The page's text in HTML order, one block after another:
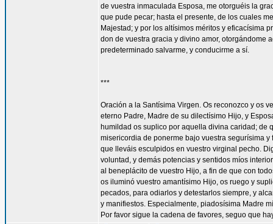
de vuestra inmaculada Esposa, me otorguéis la
que pude pecar; hasta el presente, de los cuales
Majestad; y por los altísimos méritos y eficacísima
don de vuestra gracia y divino amor, otorgándome
predeterminado salvarme, y conducirme a sí.
***
Oración a la Santísima Virgen. Os reconozco y os
eterno Padre, Madre de su dilectísimo Hijo, y
humildad os suplico por aquella divina caridad; de
misericordia de ponerme bajo vuestra segurísima
que lleváis esculpidos en vuestro virginal pecho.
voluntad, y demás potencias y sentidos míos
al beneplácito de vuestro Hijo, a fin de que con
os iluminó vuestro amantísimo Hijo, os ruego y
pecados, para odiarlos y detestarlos siempre, y
y manifiestos. Especialmente, piadosísima Madre
Por favor sigue la cadena de favores, seguo que